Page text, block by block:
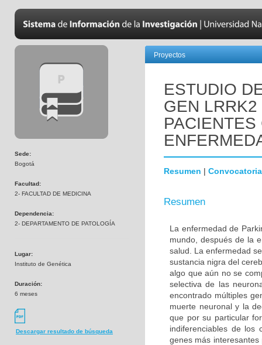
Sede:
Bogotá
Facultad:
2- FACULTAD DE MEDICINA
Dependencia:
2- DEPARTAMENTO DE PATOLOGÍA
Lugar:
Instituto de Genética
Duración:
6 meses
Descargar resultado de búsqueda
Proyectos
ESTUDIO
GEN LRRK2
Resumen | Convocatoria
Resumen
La enfermedad de
mundo, después de la
salud. La enfermedad
sustancia nigra del
algo que aún no se
selectiva de las
encontrado múltiples
muerte neuronal y la
que por su particular
indiferenciables de los
genes más